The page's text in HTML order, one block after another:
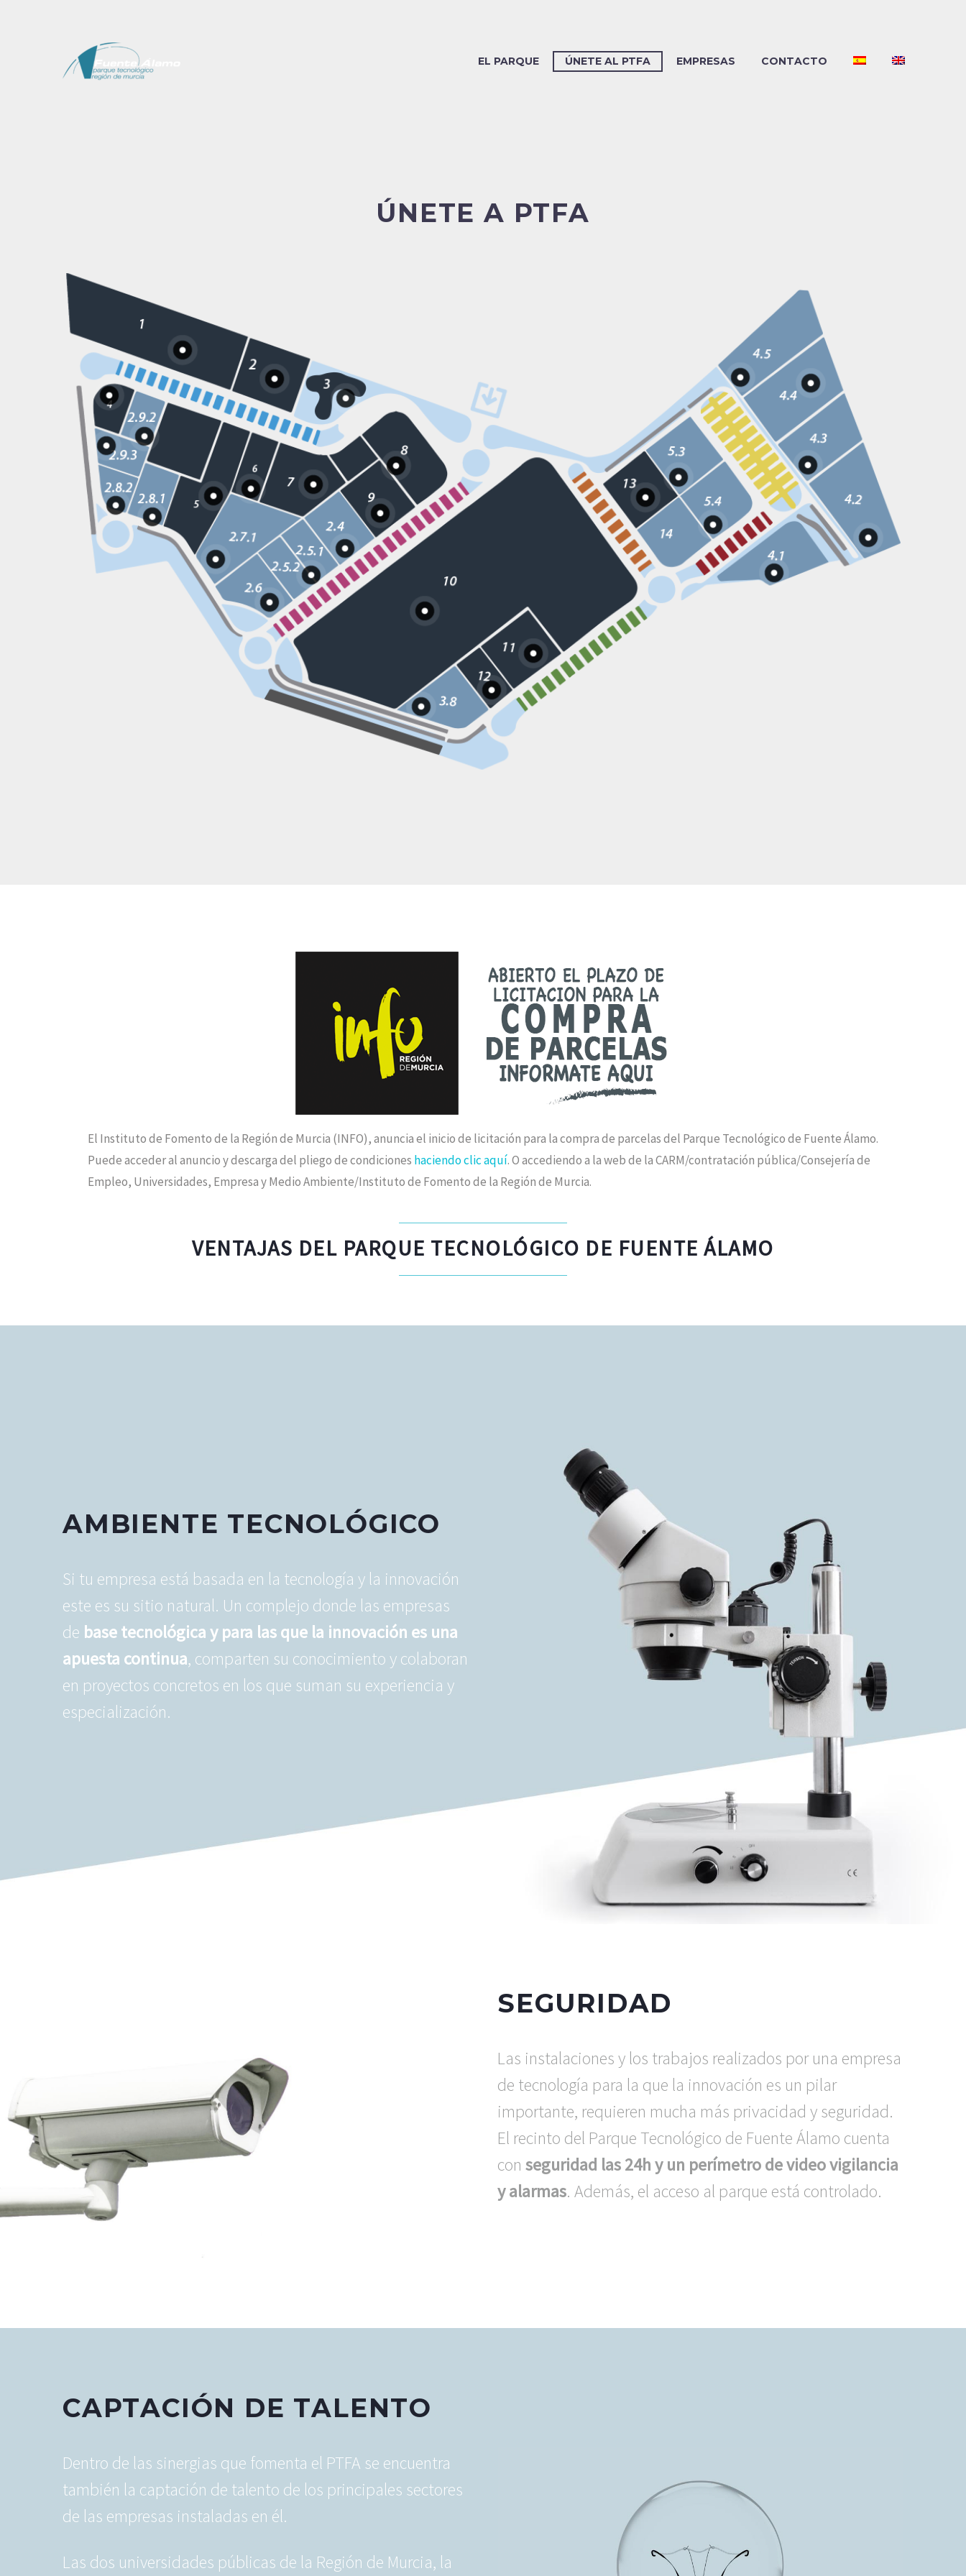
EL PARQUE ÚNETE AL PTFA EMPRESAS CONTACTO
ÚNETE A PTFA
El Instituto de Fomento de la Región de Murcia (INFO), anuncia el inicio de licitación para la compra de parcelas del Parque Tecnológico de Fuente Álamo.
Puede acceder al anuncio y descarga del pliego de condiciones haciendo clic aquí. O accediendo a la web de la CARM/contratación pública/Consejería de
Empleo, Universidades, Empresa y Medio Ambiente/Instituto de Fomento de la Región de Murcia.
VENTAJAS DEL PARQUE TECNOLÓGICO DE FUENTE ÁLAMO
AMBIENTE TECNOLÓGICO
Si tu empresa está basada en la tecnología y la innovación
este es su sitio natural. Un complejo donde las empresas
de base tecnológica y para las que la innovación es una
apuesta continua, comparten su conocimiento y colaboran
en proyectos concretos en los que suman su experiencia y
especialización.
SEGURIDAD
Las instalaciones y los trabajos realizados por una empresa
de tecnología para la que la innovación es un pilar
importante, requieren mucha más privacidad y seguridad.
El recinto del Parque Tecnológico de Fuente Álamo cuenta
con seguridad las 24h y un perímetro de video vigilancia
y alarmas. Además, el acceso al parque está controlado.
CAPTACIÓN DE TALENTO
Dentro de las sinergias que fomenta el PTFA se encuentra
también la captación de talento de los principales sectores
de las empresas instaladas en él.
Las dos universidades públicas de la Región de Murcia, la